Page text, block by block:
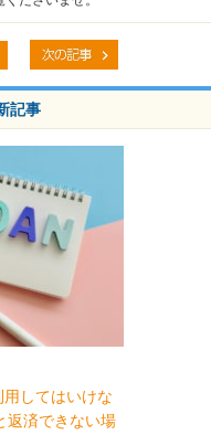
記事
してはいけな
返済できない場